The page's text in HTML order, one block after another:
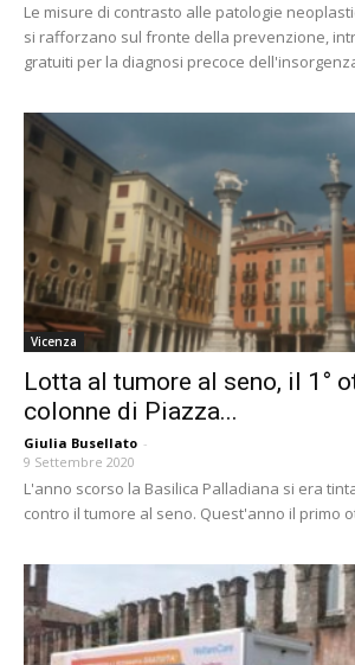
Le misure di contrasto alle patologie
si rafforzano sul fronte della prevenzione,
gratuiti per la diagnosi precoce
Vicenza
Lotta al tumore al seno, il 1°
colonne di Piazza...
Giulia Busellato -
9 Settembre 2020
L'anno scorso la Basilica Palladiana si era
contro il tumore al seno. Quest'anno il primo